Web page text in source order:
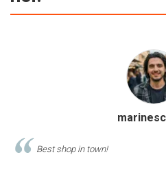
Comand produse de papetarie